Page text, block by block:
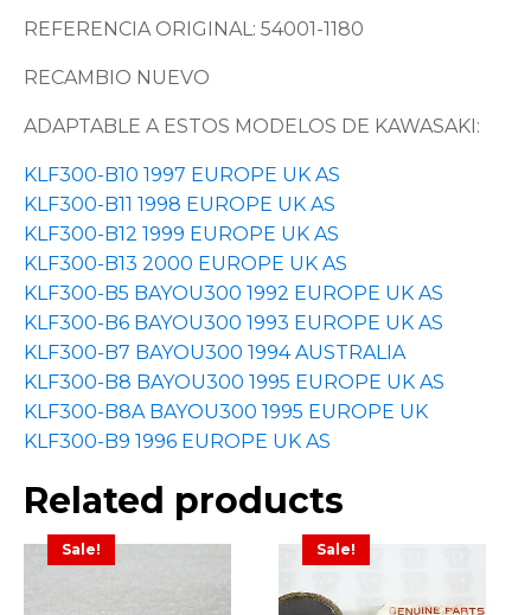
REFERENCIA ORIGINAL: 54001-1180
RECAMBIO NUEVO
ADAPTABLE A ESTOS MODELOS DE KAWASAKI:
KLF300-B10 1997 EUROPE UK AS
KLF300-B11 1998 EUROPE UK AS
KLF300-B12 1999 EUROPE UK AS
KLF300-B13 2000 EUROPE UK AS
KLF300-B5 BAYOU300 1992 EUROPE UK AS
KLF300-B6 BAYOU300 1993 EUROPE UK AS
KLF300-B7 BAYOU300 1994 AUSTRALIA
KLF300-B8 BAYOU300 1995 EUROPE UK AS
KLF300-B8A BAYOU300 1995 EUROPE UK
KLF300-B9 1996 EUROPE UK AS
Related products
Sale! Sale!